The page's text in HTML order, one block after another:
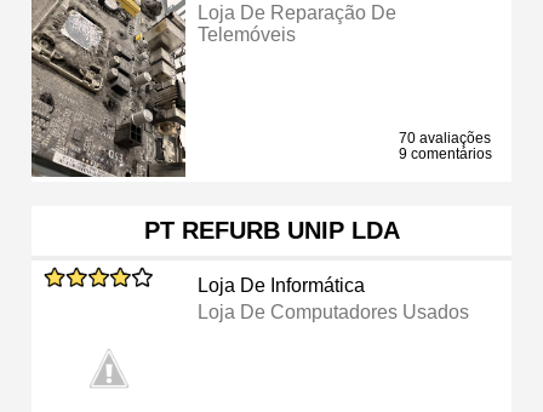
Loja De Reparação De
Telemóveis
70 avaliações
9 comentários
PT REFURB UNIP LDA
Loja De Informática
Loja De Computadores Usados